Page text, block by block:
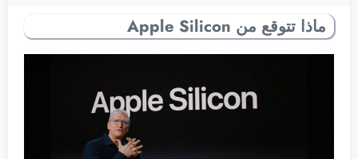
ماذا تتوقع من Apple Silicon